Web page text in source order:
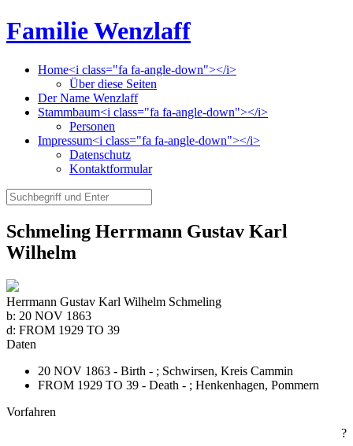
Familie Wenzlaff
Home<i class="fa fa-angle-down"></i>
Über diese Seiten
Der Name Wenzlaff
Stammbaum<i class="fa fa-angle-down"></i>
Personen
Impressum<i class="fa fa-angle-down"></i>
Datenschutz
Kontaktformular
Schmeling Herrmann Gustav Karl
Wilhelm
Herrmann Gustav Karl Wilhelm Schmeling
b: 20 NOV 1863
d: FROM 1929 TO 39
Daten
20 NOV 1863 - Birth - ; Schwirsen, Kreis Cammin
FROM 1929 TO 39 - Death - ; Henkenhagen, Pommern
Vorfahren
?